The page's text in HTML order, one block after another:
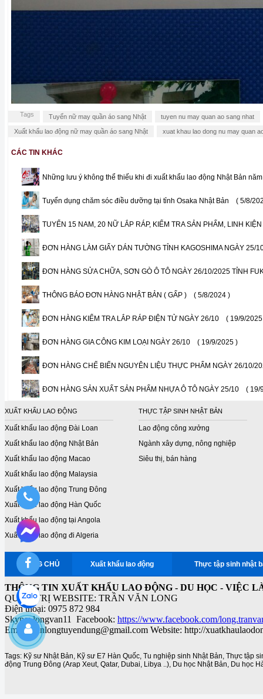
Tags Tuyển nữ may quần áo sang Nhật tuyen nu may quan ao sang nhat
Xuất khẩu lao động nữ may quần áo sang Nhật xuat khau lao dong nu may quan
CÁC TIN KHÁC
Những lưu ý không thể thiếu khi đi xuất khẩu lao động Nhật Bản
Tuyển dụng chăm sóc điều dưỡng tại tỉnh Osaka Nhật Bản ( 5/8/
TUYỂN 15 NAM, 20 NỮ LẮP RÁP, KIỂM TRA SẢN PHẨM, LINH
ĐƠN HÀNG LÀM GIẤY DÁN TƯỜNG TỈNH KAGOSHIMA NGÀY 25/
ĐƠN HÀNG SỬA CHỮA, SƠN GÒ Ô TÔ NGÀY 26/10/2025 TỈNH
THÔNG BÁO ĐƠN HÀNG NHẬT BẢN ( GẤP ) ( 5/8/2024 )
ĐƠN HÀNG KIỂM TRA LẮP RÁP ĐIỆN TỬ NGÀY 26/10 ( 19/9/
ĐƠN HÀNG GIA CÔNG KIM LOẠI NGÀY 26/10 ( 19/9/2025 )
ĐƠN HÀNG CHẾ BIẾN NGUYÊN LIỆU THỰC PHẨM NGÀY 26/10/
ĐƠN HÀNG SẢN XUẤT SẢN PHẨM NHỰA Ô TÔ NGÀY 25/10 ( 19/
XUẤT KHẨU LAO ĐỘNG
Xuất khẩu lao động Đài Loan
Xuất khẩu lao động Nhật Bản
Xuất khẩu lao động Macao
Xuất khẩu lao động Malaysia
Xuất khẩu lao động Trung Đông
Xuất khẩu lao động Hàn Quốc
Xuất khẩu lao động tại Angola
Xuất khẩu lao động đi Algeria
THỰC TẬP SINH NHẬT BẢN
Lao động công xưởng
Ngành xây dựng, nông nghiệp
Siêu thị, bán hàng
TRANG CHỦ Xuất khẩu lao động Thực tập sinh nhật
THÔNG TIN XUẤT KHẨU LAO ĐỘNG - DU HỌC - VIỆC
QUẢN TRỊ WEBSITE: TRẦN VĂN LONG
Điện thoại: 0975 872 984
Skype: longvan11 Facebook: https://www.facebook.com/
Email: vanlongtuyendung@gmail.com Website: http://
Tags: Kỹ sư Nhật Bản, Kỹ sư E7 Hàn Quốc, Tu nghiệp sinh Nhật Bản, Thực tập
động Trung Đông (Arap Xeut, Qatar, Dubai, Libya ..), Du học Nhật Bản, Du học